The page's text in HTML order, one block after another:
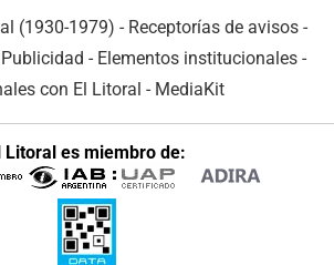
(1930-1979) - Receptorías de avisos -
- Elementos institucionales -
con El Litoral - MediaKit
Litoral es miembro de: